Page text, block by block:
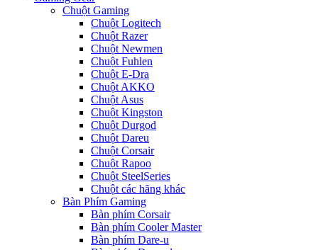
Chuột Gaming
Chuột Logitech
Chuột Razer
Chuột Newmen
Chuột Fuhlen
Chuột E-Dra
Chuột AKKO
Chuột Asus
Chuột Kingston
Chuột Durgod
Chuột Dareu
Chuột Corsair
Chuột Rapoo
Chuột SteelSeries
Chuột các hãng khác
Bàn Phím Gaming
Bàn phím Corsair
Bàn phím Cooler Master
Bàn phím Dare-u